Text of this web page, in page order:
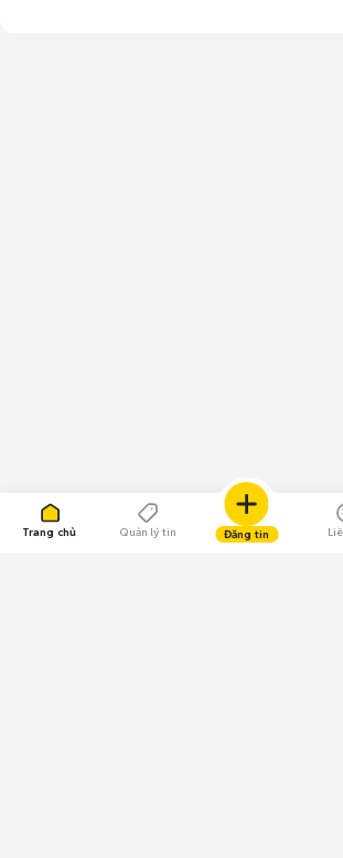
Trang chủ Quản lý tin Đăng tin